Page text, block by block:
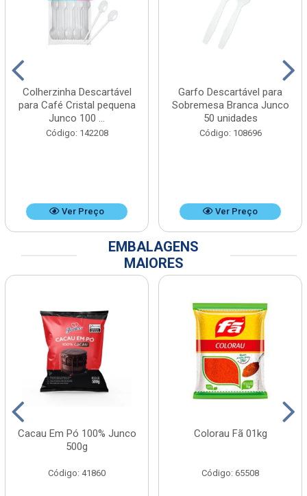
Colherzinha Descartável
para Café Cristal pequena
Junco 100 ...
Código: 142208
Ver Preço
Garfo Descartável para
Sobremesa Branca Junco
50 unidades
Código: 108696
Ver Preço
EMBALAGENS
MAIORES
Cacau Em Pó 100% Junco
500g
Código: 41860
Colorau Fã 01kg
Código: 65508